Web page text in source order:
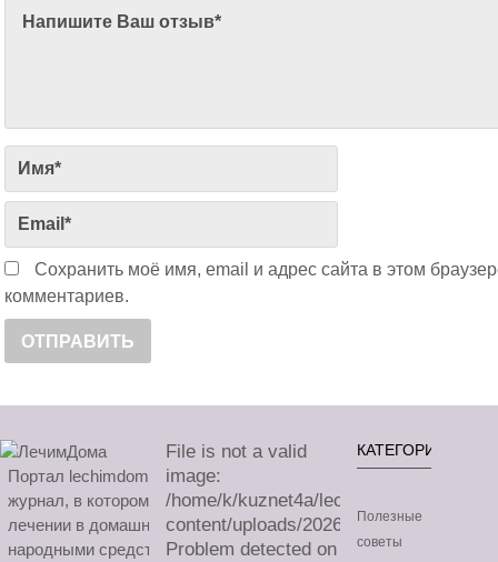
Сохранить моё имя, email и адрес сайта в этом
комментариев.
Портал lechimdoma.com - это онлайн-
журнал, в котором можно узнать все о
лечении в домашних условиях
народными средствами.
File is not a valid
image:
/home/k/kuznet4a/lechimdoma.com/
content/uploads/2026/08/sa.avif
Problem detected on
КАТЕГОРИИ
Полезные
советы